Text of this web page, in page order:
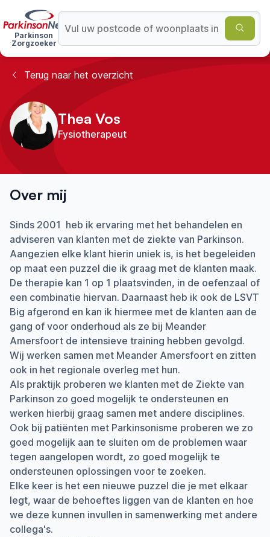
Parkinson
Zorgzoeker
Terug naar het overzicht
Thea Vos
Fysiotherapeut
Over mij
Sinds 2001 heb ik ervaring met het behandelen en
adviseren van klanten met de ziekte van Parkinson.
Aangezien elke klant hierin uniek is, is het begeleiden
op maat een puzzel die ik graag met de klanten maak.
De therapie kan 1 op 1 plaatsvinden, in de oefenzaal of
een combinatie hiervan. Daarnaast heb ik ook de LSVT
Big afgerond en kan ik hiermee met de klanten aan de
gang of voor onderhoud als ze bij Meander
Amersfoort de intensieve training hebben gevolgd.
Wij werken samen met Meander Amersfoort en zitten
ook in het regionale overleg met hun.
Als praktijk proberen we klanten met de Ziekte van
Parkinson zo goed mogelijk te ondersteunen en
werken hierbij graag samen met andere disciplines.
Ook bij patiënten met Parkinsonisme proberen we zo
goed mogelijk aan te sluiten om de problemen waar
tegen aangelopen wordt, zo goed mogelijk te
ondersteunen oplossingen voor te zoeken.
Elke keer is het een nieuwe puzzel die je met elkaar
legt, waar de behoeftes liggen van de klanten en hoe
we deze kunnen invullen in samenwerking met andere
collega's.